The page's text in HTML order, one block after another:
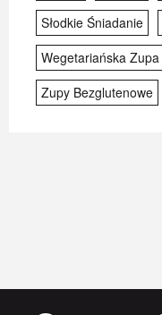
Słodkie Śniadanie
Wegetariańska Zupa
Zupy Bezglutenowe